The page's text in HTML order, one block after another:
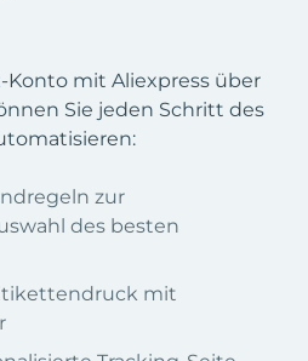
Konto mit Aliexpress über
Sie jeden Schritt des
zur
des besten
mit